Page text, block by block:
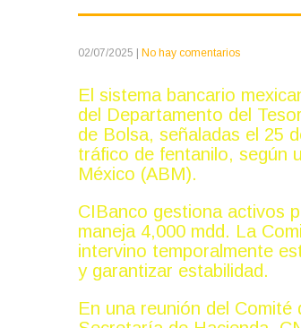
02/07/2025 No hay comentarios
El sistema bancario
del Departamento del
de Bolsa, señaladas el 25
tráfico de fentanilo, según
México (ABM).
CIBanco gestiona activos
maneja 4,000 mdd. La
intervino temporalmente
y garantizar estabilidad.
En una reunión del